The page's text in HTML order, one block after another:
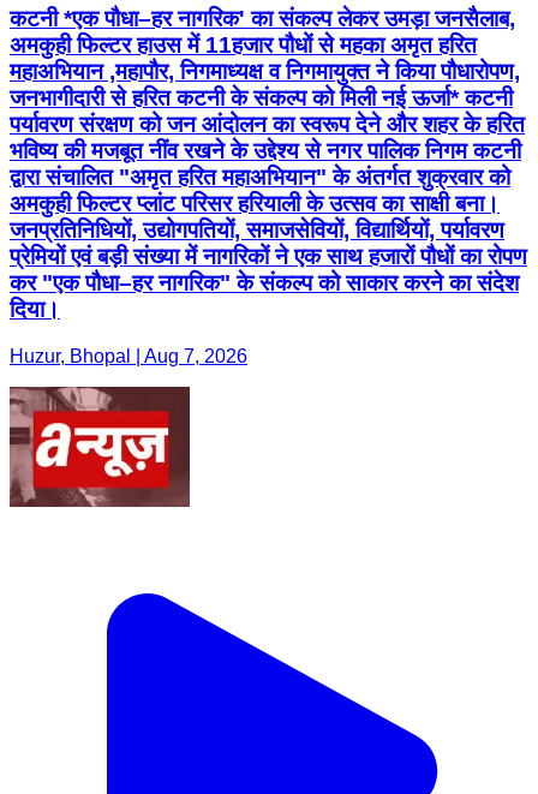
कटनी *एक पौधा–हर नागरिक' का संकल्प लेकर उमड़ा जनसैलाब,
अमकुही फिल्टर हाउस में 11हजार पौधों से महका अमृत हरित
महाअभियान ,महापौर, निगमाध्यक्ष व निगमायुक्त ने किया पौधारोपण,
जनभागीदारी से हरित कटनी के संकल्प को मिली नई ऊर्जा* कटनी
पर्यावरण संरक्षण को जन आंदोलन का स्वरूप देने और शहर के हरित
भविष्य की मजबूत नींव रखने के उद्देश्य से नगर पालिक निगम कटनी
द्वारा संचालित "अमृत हरित महाअभियान" के अंतर्गत शुक्रवार को
अमकुही फिल्टर प्लांट परिसर हरियाली के उत्सव का साक्षी बना।
जनप्रतिनिधियों, उद्योगपतियों, समाजसेवियों, विद्यार्थियों, पर्यावरण
प्रेमियों एवं बड़ी संख्या में नागरिकों ने एक साथ हजारों पौधों का रोपण
कर "एक पौधा–हर नागरिक" के संकल्प को साकार करने का संदेश
दिया।
Huzur, Bhopal | Aug 7, 2026